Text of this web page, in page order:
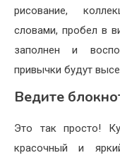
рисование,
словами, пробел в
заполнен и
привычки будут
Ведите
Это так просто!
красочный и